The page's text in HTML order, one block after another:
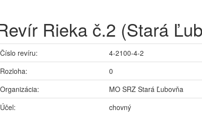
Rieka č.2 (Stará
Číslo revíru:
4-2100-4-2
Rozloha:
0
Organizácia:
MO SRZ Stará Ľubovňa
Účel:
chovný